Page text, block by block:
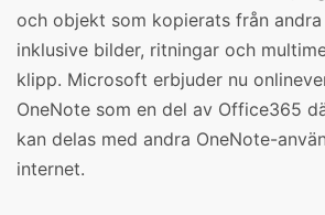
och objekt som kopierats från
inklusive bilder, ritningar och
klipp. Microsoft erbjuder nu
OneNote som en del av Office365
kan delas med andra OneNote-
internet.